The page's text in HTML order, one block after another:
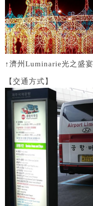
↑濟州Luminarie光之盛
【交通方式】